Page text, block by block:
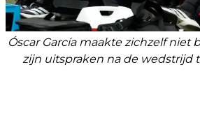
Óscar García maakte zichzelf niet
zijn uitspraken na de wedstrijd